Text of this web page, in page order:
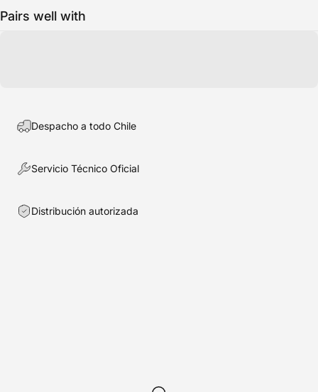
Pairs well with
Despacho a todo Chile
Servicio Técnico Oficial
Distribución autorizada